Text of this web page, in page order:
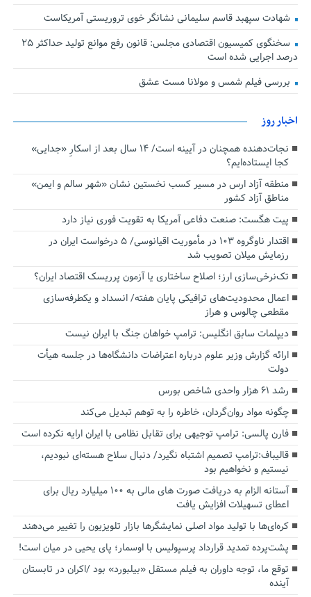
شهادت سپهبد قاسم سلیمانی نشانگر خوی تروریستی آمریکاست
سخنگوی کمیسیون اقتصادی مجلس: قانون رفع موانع تولید حداکثر ۲۵
درصد اجرایی شده است
بررسی فیلم شمس و مولانا مست عشق
اخبار روز
نجات‌دهنده‌ همچنان در آیینه است/ ۱۴ سال بعد از اسکارِ «جدایی»
کجا ایستاده‌ایم؟
منطقه آزاد ارس در مسیر کسب نخستین نشان «شهر سالم و ایمن»
مناطق آزاد کشور
پیت هگست: صنعت دفاعی آمریکا به تقویت فوری نیاز دارد
اقتدار ناوگروه ۱۰۳ در مأموریت‌ اقیانوسی/ ۵ درخواست ایران در
رزمایش میلان تصویب شد
تک‌نرخی‌سازی ارز؛ اصلاح ساختاری یا آزمون پرریسک اقتصاد ایران؟
اعمال محدودیت‌های ترافیکی پایان هفته/ انسداد و یکطرفه‌سازی
مقطعی چالوس و هراز
دیپلمات سابق انگلیس:‌ ترامپ خواهان جنگ با ایران نیست
ارائه گزارش وزیر علوم درباره اعتراضات دانشگاه‌ها در جلسه هیأت
دولت
رشد ۶۱ هزار واحدی شاخص بورس
چگونه مواد روان‌گردان، خاطره را به توهم تبدیل می‌کند
فارن پالسی: ترامپ توجیهی برای تقابل نظامی با ایران ارایه نکرده است
قالیباف:ترامپ تصمیم اشتباه نگیرد/ دنبال سلاح هسته‌ای نبودیم،
نیستیم و نخواهیم بود
آستانه الزام به دریافت صورت های مالی به ۱۰۰ میلیارد ریال برای
اعطای تسهیلات افزایش یافت
کره‌ای‌ها با تولید مواد اصلی نمایشگرها بازار تلویزیون را تغییر می‌دهند
پشت‌پرده تمدید قرارداد پرسپولیس با اوسمار؛ پای یحیی در میان است!
توقع ما، توجه داوران به فیلم مستقل «بیلبورد» بود /اکران در تابستان
آینده